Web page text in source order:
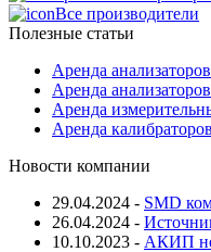
Все производители
Полезные статьи
Аренда
Аренда
Аренда
Аренда калибраторов
Новости компании
29.04.2024 - SMD
26.04.2024 -
10.10.2023 - АКИП